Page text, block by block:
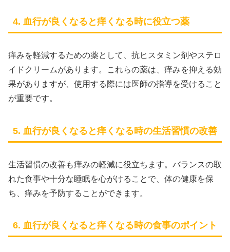
4. 血行が良くなると痒くなる時に役立つ薬
痒みを軽減するための薬として、抗ヒスタミン剤やステロ
イドクリームがあります。これらの薬は、痒みを抑える効
果がありますが、使用する際には医師の指導を受けること
が重要です。
5. 血行が良くなると痒くなる時の生活習慣の改善
生活習慣の改善も痒みの軽減に役立ちます。バランスの取
れた食事や十分な睡眠を心がけることで、体の健康を保
ち、痒みを予防することができます。
6. 血行が良くなると痒くなる時の食事のポイント